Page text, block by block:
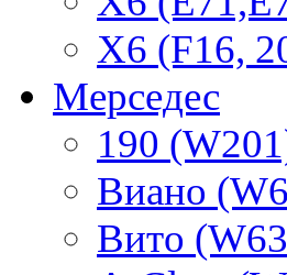
X6 (F16,
Мерседес
190
Виано
Вито